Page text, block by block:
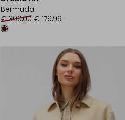
Bermuda
€ 300,00 € 179,99